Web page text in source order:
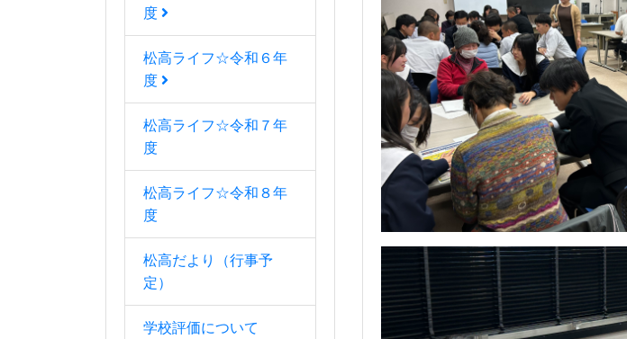
度
松高ライフ☆令和６年
度
松高ライフ☆令和７年
度
松高ライフ☆令和８年
度
松高だより（行事予
定）
学校評価について